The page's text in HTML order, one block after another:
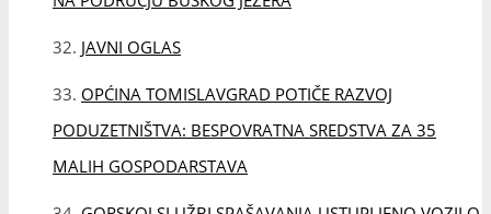
GLAZBENIH NATJECANJA
Tomislavgrad prvi pilot Eko-industrijski park u Bosni
i Hercegovini – potpisan sporazum za razvoj nove
industrijske zone Vidikovac